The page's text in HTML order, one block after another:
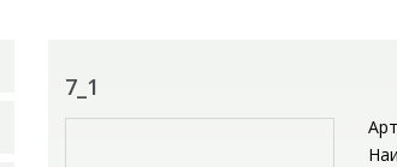
7_1